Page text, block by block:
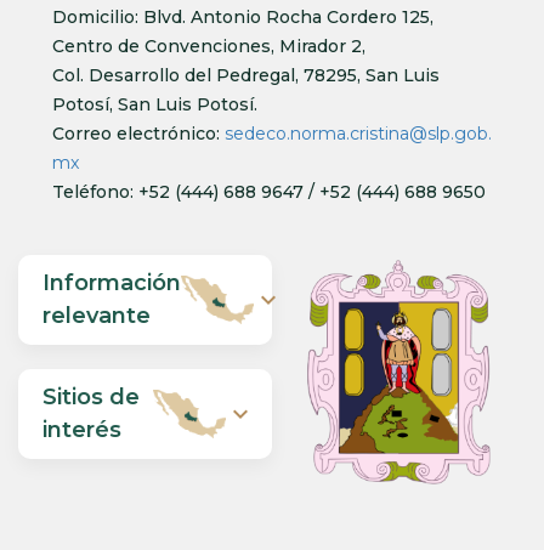
Domicilio: Blvd. Antonio Rocha Cordero 125,
Centro de Convenciones, Mirador 2,
Col. Desarrollo del Pedregal, 78295, San Luis
Potosí, San Luis Potosí.
Correo electrónico: sedeco.norma.cristina@slp.gob.
mx
Teléfono: +52 (444) 688 9647 / +52 (444) 688 9650
Información
relevante
expand_more
Sitios de
interés
expand_more